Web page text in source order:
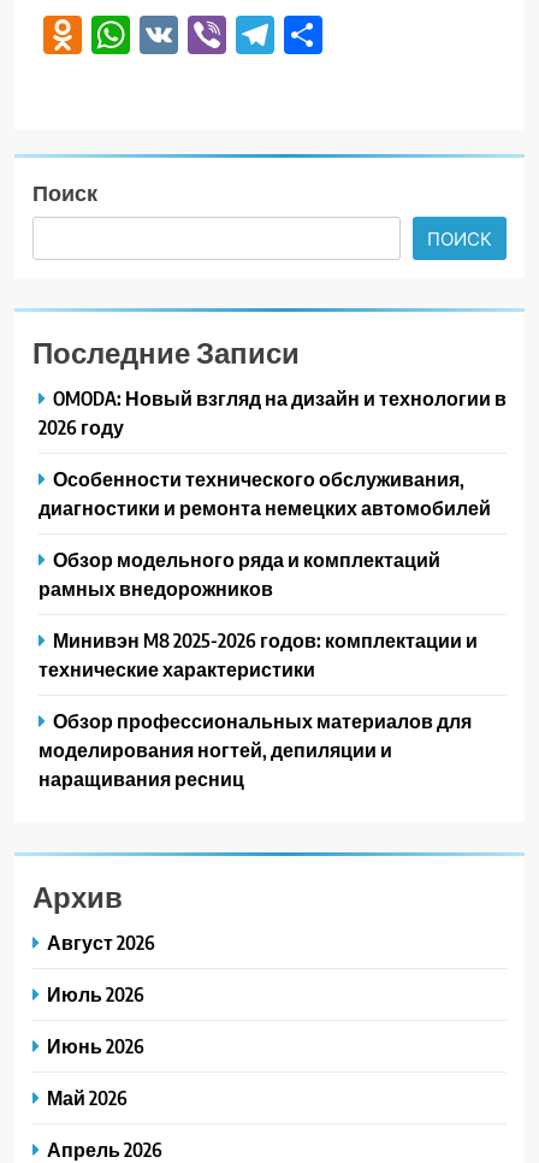
Odnoklassniki
WhatsApp
VK ViberTelegram
Поиск
ПОИСК
Последние Записи
OMODA: Новый взгляд на дизайн и технологии в
2026 году
Особенности технического обслуживания,
диагностики и ремонта немецких автомобилей
Обзор модельного ряда и комплектаций
рамных внедорожников
Минивэн M8 2025-2026 годов: комплектации и
технические характеристики
Обзор профессиональных материалов для
моделирования ногтей, депиляции и
наращивания ресниц
Архив
Август 2026
Июль 2026
Июнь 2026
Май 2026
Апрель 2026